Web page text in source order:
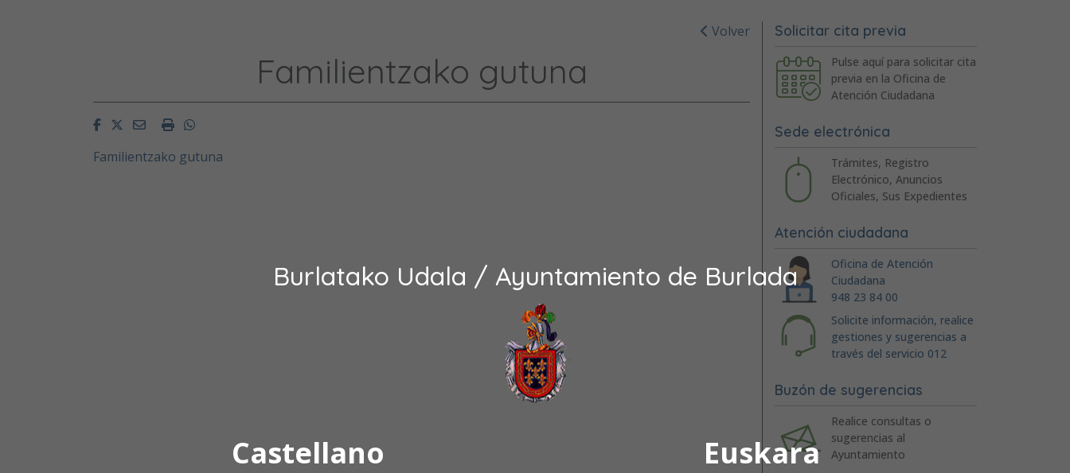
Burlatako Udala / Ayuntamiento de Burlada
Castellano Euskara
Volver
Familientzako gutuna
FacebookTwitterEmailImprimirWhatsapp
Familientzako gutuna
Solicitar cita previa
Pulse aquí para solicitar cita
previa en la Oficina de
Atención Ciudadana
Sede electrónica
Trámites, Registro
Electrónico, Anuncios
Oficiales, Sus Expedientes
Atención ciudadana
Oficina de Atención
Ciudadana
948 23 84 00
Solicite información, realice
gestiones y sugerencias a
través del servicio 012
Buzón de sugerencias
Realice consultas o
sugerencias al
Ayuntamiento